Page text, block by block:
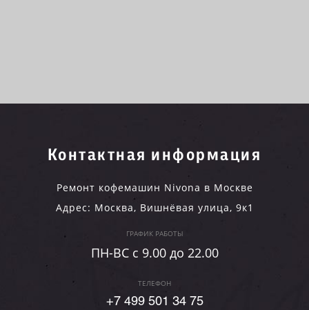
Контактная информация
Ремонт кофемашин Nivona в Москве
Адрес: Москва, Вишнёвая улица, 9к1
ГРАФИК РАБОТЫ
ПН-ВC c 9.00 до 22.00
ТЕЛЕФОН
+7 499 501 34 75